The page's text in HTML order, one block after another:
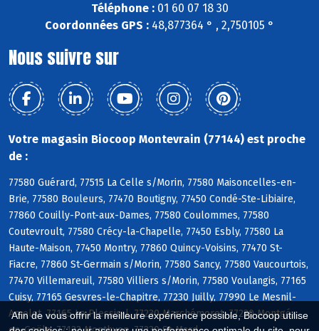
Afin de vous offrir la meilleure expérience possible, Biocoop utilise
Téléphone :01 60 07 18 30
Coordonnées GPS : 48,877364 ° , 2,750105 °
Nous suivre sur
Votre magasin Biocoop Montevrain (77144) est proche
de :
77580 Guérard, 77515 La Celle s/Morin, 77580 Maisoncelles-en-
Brie, 77580 Bouleurs, 77470 Boutigny, 77450 Condé-Ste-Libiaire,
77860 Couilly-Pont-aux-Dames, 77580 Coulommes, 77580
Coutevroult, 77580 Crécy-la-Chapelle, 77450 Esbly, 77580 La
Haute-Maison, 77450 Montry, 77860 Quincy-Voisins, 77470 St-
Fiacre, 77860 St-Germain s/Morin, 77580 Sancy, 77580 Vaucourtois,
77470 Villemareuil, 77580 Villiers s/Morin, 77580 Voulangis, 77165
Cuisy, 77165 Gesvres-le-Chapitre, 77230 Juilly, 77990 Le Mesnil-
Amelot, 77165 Le Plessis-l, 77230 Marchémoret, 77230 Montgé-